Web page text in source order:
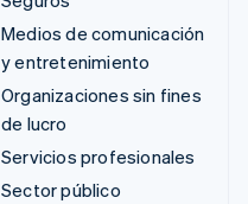
Medios de comunicación
y entretenimiento
Organizaciones sin fines
de lucro
Servicios profesionales
Sector público